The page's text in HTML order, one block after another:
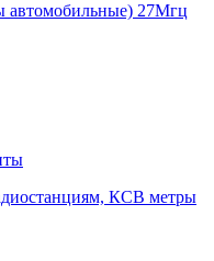
27Мгц
КСВ метры